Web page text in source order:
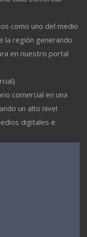
como uno del medio
la región generando
en nuestro portal
comercial en una
un alto nivel
digitales e